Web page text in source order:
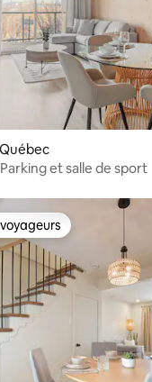
et salle de sport